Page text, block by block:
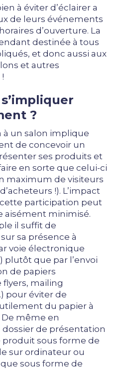
à éviter d’éclairer a
de leurs événements
d’ouverture. La
destinée à tous
et donc aussi aux
et autres
?
à un salon implique
de concevoir un
ses produits et
en sorte que celui-ci
maximum de visiteurs
!). L’impact
participation peut
aisément minimisé.
il suffit de
sa présence à
voie électronique
plutôt que par l’envoi
de papiers
mailing
pour éviter de
du papier à
même en
de présentation
produit sous forme de
sur ordinateur ou
sous forme de